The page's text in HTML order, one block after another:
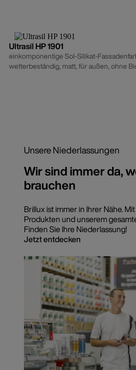
Ultrasil HP 1901
einkomponentige Sol-Silikat-
wetterbeständig, matt, für außen, ohne
Unsere Niederlassungen
Wir sind immer da,
brauchen
Brillux ist immer in Ihrer Nähe.
Produkten und unserem
Finden Sie Ihre Niederlassung!
Jetzt entdecken